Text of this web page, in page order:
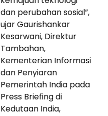
dan perubahan sosial”,
ujar Gaurishankar
Kesarwani, Direktur
Tambahan,
Kementerian Informasi
dan Penyiaran
Pemerintah India pada
Press Briefing di
Kedutaan India,